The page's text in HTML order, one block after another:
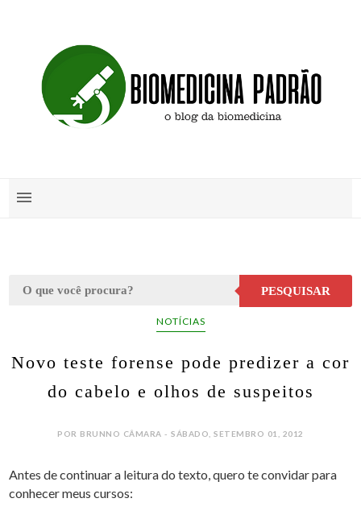
PESQUISAR
NOTÍCIAS
Novo teste forense pode predizer a cor
do cabelo e olhos de suspeitos
POR BRUNNO CÂMARA - SÁBADO, SETEMBRO 01, 2012
Antes de continuar a leitura do texto, quero te convidar para
conhecer meus cursos: